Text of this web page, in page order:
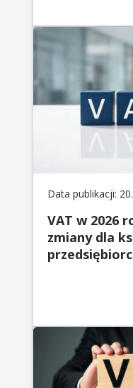
Data publikacji:
VAT w 2026
zmiany dla